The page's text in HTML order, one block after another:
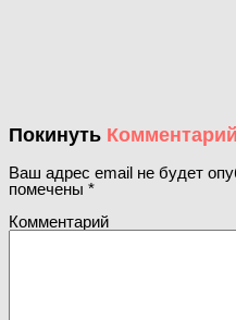
Покинуть Комментарий
Ваш адрес email не будет
помечены *
Комментарий